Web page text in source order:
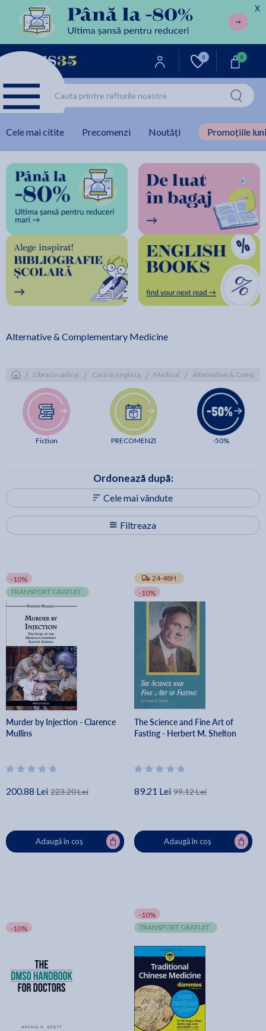
X
0 0
Cele mai citite Precomenzi Noutăți Promoțiile
Alternative & Complementary Medicine
/ Librarie online / Carti in engleza / Medical / Alternative &
Fiction PRECOMENZI -50%
Filtreaza
Ordonează după:
Cele mai vândute
-10%
TRANSPORT GRATUIT
Murder by Injection - Clarence
Mullins
200.88 Lei 223.20 Lei
Adaugă în coș
24-48H
-10%
The Science and Fine Art of
Fasting - Herbert M. Shelton
89.21 Lei 99.12 Lei
Adaugă în coș
-10%
-10%
TRANSPORT GRATUIT